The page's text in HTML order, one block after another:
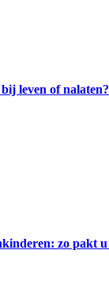
leven of nalaten?
zo pakt u